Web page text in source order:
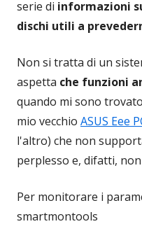
serie di informazioni
dischi utili a
Non si tratta di un
aspetta che funzioni
quando mi sono
mio vecchio ASUS Eee
l'altro) che non
perplesso e, difatti,
Per monitorare i
smartmontools